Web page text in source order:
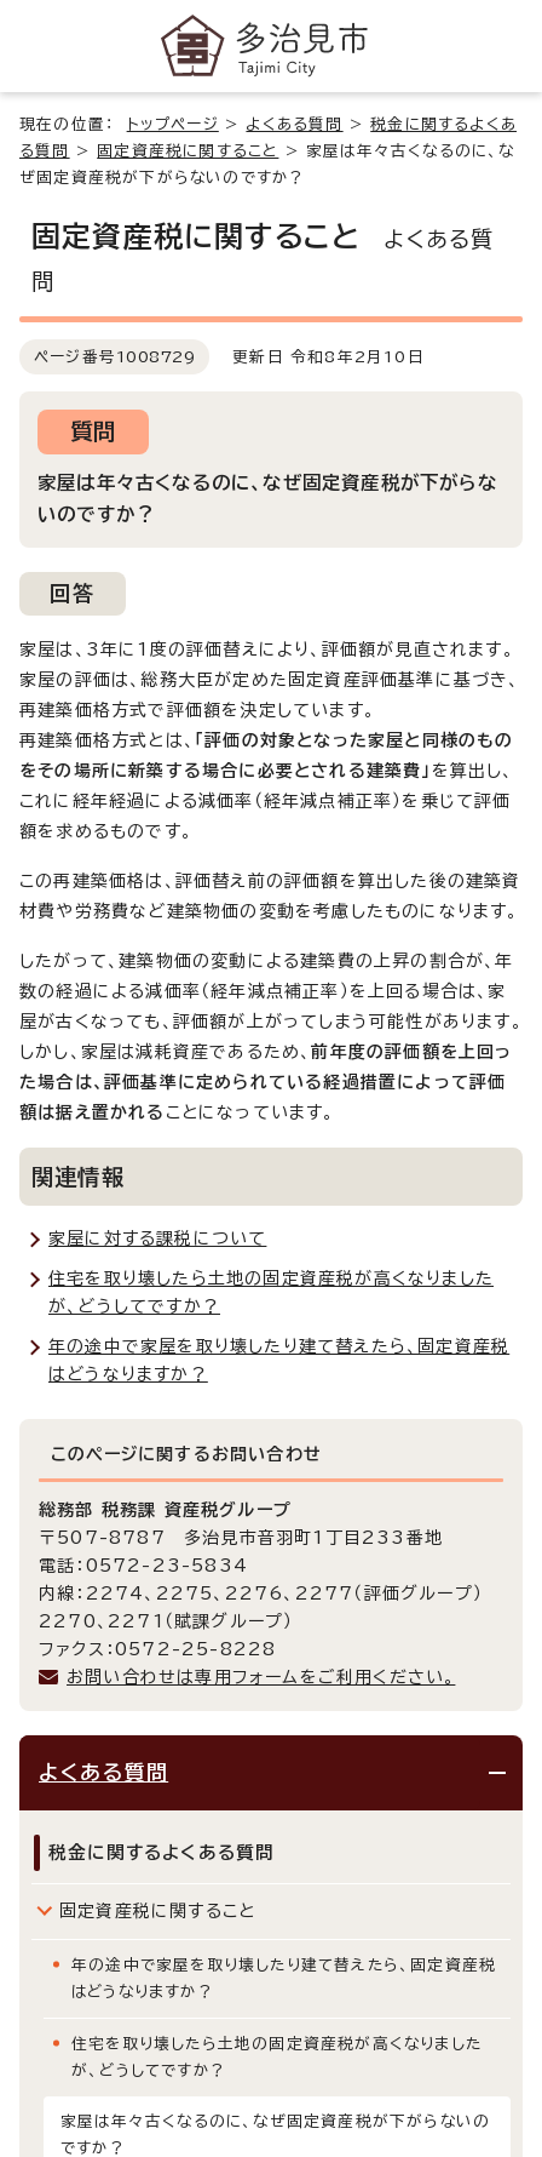
現在の位置： トップページ > よくある質問 >税金に関するよくあ
る質問
> 固定資産税に関すること > 家屋は年々古くなるのに、な
ぜ固定資産税が下がらないのですか？
固定資産税に関すること
よくある質
問
ページ番号 1008729 更新日 令和8年2月10日
質問
家屋は年々古くなるのに、なぜ固定資産税が下がらな
いのですか？
回答
家屋は、3年に1度の評価替えにより、評価額が見直されます。
家屋の評価は、総務大臣が定めた固定資産評価基準に基づき、
再建築価格方式で評価額を決定しています。
再建築価格方式とは、
「評価の対象となった家屋と同様のもの
をその場所に新築する場合に必要とされる建築費」 を算出し、
これに経年経過による減価率（経年減点補正率）を乗じて評価
額を求めるものです。
この再建築価格は、評価替え前の評価額を算出した後の建築資
材費や労務費など建築物価の変動を考慮したものになります。
したがって、建築物価の変動による建築費の上昇の割合が、年
数の経過による減価率（経年減点補正率）を上回る場合は、家
屋が古くなっても、評価額が上がってしまう可能性があります。
しかし、家屋は減耗資産であるため、前年度の評価額を上回っ
た場合は、評価基準に定められている経過措置によって評価
額は据え置かれる ことになっています。
関連情報
家屋に対する課税について
住宅を取り壊したら土地の固定資産税が高くなりました
が、どうしてですか？
年の途中で家屋を取り壊したり建て替えたら、固定資産税
はどうなりますか？
このページに関する お問い合わせ
総務部 税務課 資産税グループ
〒507-8787 多治見市音羽町1丁目233番地
電話：0572-23-5834
内線：2274、2275、2276、2277（評価グループ）
2270、2271（賦課グループ）
ファクス：0572-25-8228
お問い合わせは専用フォームをご利用ください。
よくある質問
税金に関するよくある質問
固定資産税に関すること
年の途中で家屋を取り壊したり建て替えたら、固定資産税
はどうなりますか？
住宅を取り壊したら土地の固定資産税が高くなりました
が、どうしてですか？
家屋は年々古くなるのに、なぜ固定資産税が下がらないの
ですか？